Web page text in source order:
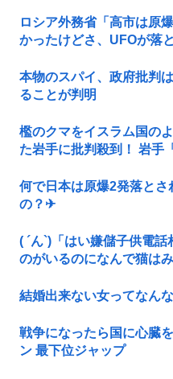
ロシア外務省「高市は原
かったけどさ、UFOが落
本物のスパイ、政府批判
ることが判明
檻のクマをイスラム国の
た岩手に批判殺到！ 岩手
何で日本は原爆2発落と
の？‎✈
( ´ん`)「はい嫌儲子供電
のがいるのになんで猫は
結婚出来ない女ってなん
戦争になったら国に心臓
ン 最下位ジャップ